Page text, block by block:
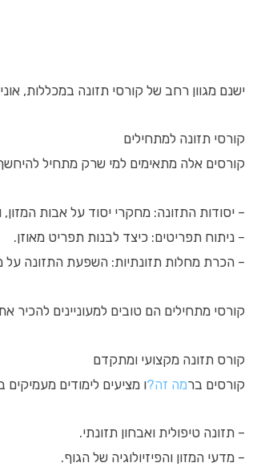
ישנם מגוון רחב של קורסי תזונה במכללות,
קורסי תזונה למתחילים
קורסים אלה מתאימים למי שרק מתחיל
– יסודות התזונה: מחקרי יסוד על אבות המזון,
– ניתוח תפריטים: כיצד לבנות תפריט מאוזן.
– הכרת מחלות תזונתיות: השפעת התזונה על
קורסי מתחילים הם טובים למעוניינים
קורס תזונה מקצועי ומתקדם
קורסים ברמה זה?ו מציעים לימודים מעמיקים
– תזונה טיפולית ואבחון תזונתי.
– מדעי המזון והפיזיולוגיה של הגוף.